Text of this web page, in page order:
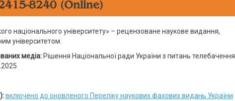
8240 (Online)
національного університету» – рецензоване наукове видання,
університетом.
медіа:Рішення Національної ради України з питань телебачення
включено до оновленого Переліку наукових фахових видань України